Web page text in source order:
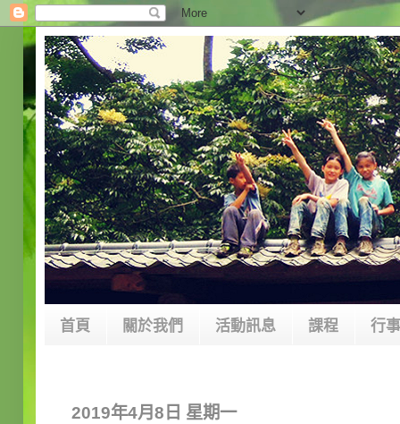
首頁 關於我們 活動訊息 課程 行
2019年4月8日 星期一